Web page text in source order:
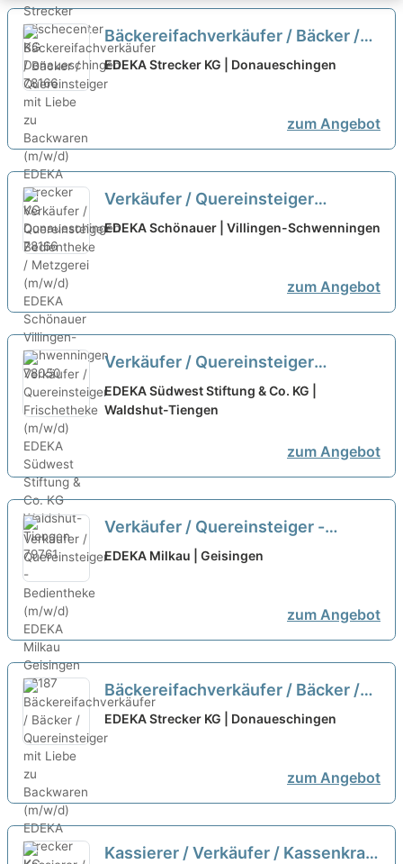
Bäckereifachverkäufer / Bäcker /
Quereinsteiger mit Liebe zu
Backwaren (m/w/d)
EDEKA Strecker KG | Donaueschingen
zum Angebot
Verkäufer / Quereinsteiger
Bedientheke / Metzgerei (m/w/d)
EDEKA Schönauer | Villingen-Schwenningen
zum Angebot
Verkäufer / Quereinsteiger
Frischetheke (m/w/d) neu
EDEKA Südwest Stiftung & Co. KG |
Waldshut-Tiengen
zum Angebot
Verkäufer / Quereinsteiger -
Bedientheke (m/w/d)
EDEKA Milkau | Geisingen
zum Angebot
Bäckereifachverkäufer / Bäcker /
Quereinsteiger mit Liebe zu
Backwaren (m/w/d)
EDEKA Strecker KG | Donaueschingen
zum Angebot
Kassierer / Verkäufer / Kassenkraft